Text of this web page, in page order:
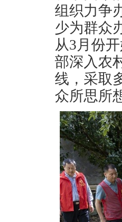
组织力争
少为群众
从3月份
部深入农
线，采取
众所思所